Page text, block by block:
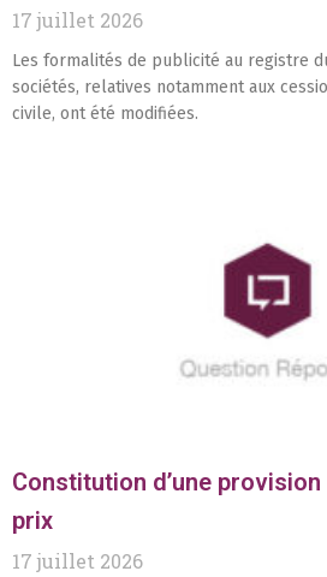
17 juillet 2026
Les formalités de publicité au registre
sociétés, relatives notamment aux
civile, ont été modifiées.
Constitution d’une
prix
17 juillet 2026